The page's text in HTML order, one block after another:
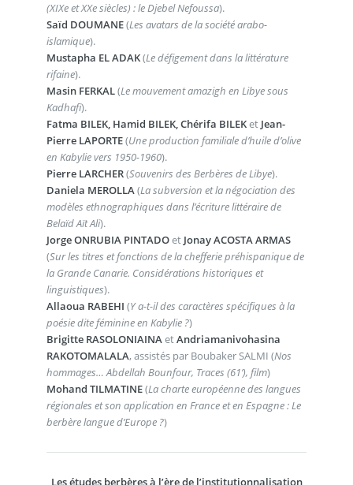
(XIXe et XXe siècles) : le Djebel Nefoussa).
Saïd DOUMANE(Les avatars de la société arabo-
islamique).
Mustapha EL ADAK(Le défigement dans la littérature
rifaine).
Masin FERKAL(Le mouvement amazigh en Libye sous
Kadhafi).
Fatma BILEK, Hamid BILEK, Chérifa BILEKet Jean-
Pierre LAPORTE(Une production familiale d’huile d’olive
en Kabylie vers 1950-1960).
Pierre LARCHER(Souvenirs des Berbères de Libye).
Daniela MEROLLA(La subversion et la négociation des
modèles ethnographiques dans l’écriture littéraire de
Belaïd Aït Ali).
Jorge ONRUBIA PINTADOet Jonay ACOSTA ARMAS
(Sur les titres et fonctions de la chefferie préhispanique de
la Grande Canarie. Considérations historiques et
linguistiques).
Allaoua RABEHI (Y a-t-il des caractères spécifiques à la
poésie dite féminine en Kabylie ?)
Brigitte RASOLONIAINAetAndriamanivohasina
RAKOTOMALALA, assistés par Boubaker SALMI (Nos
hommages… Abdellah Bounfour, Traces (61’), film)
Mohand TILMATINE(La charte européenne des langues
régionales et son application en France et en Espagne : Le
berbère langue d’Europe ?)
Les études berbères à l’ère de l’institutionnalisation